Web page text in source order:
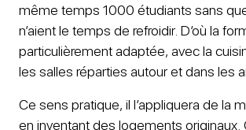
même temps 1000 étudiants sans
n’aient le temps de refroidir. D’où la
particulièrement adaptée, avec la
les salles réparties autour et dans les
Ce sens pratique, il l’appliquera de la
en inventant des logements originaux.